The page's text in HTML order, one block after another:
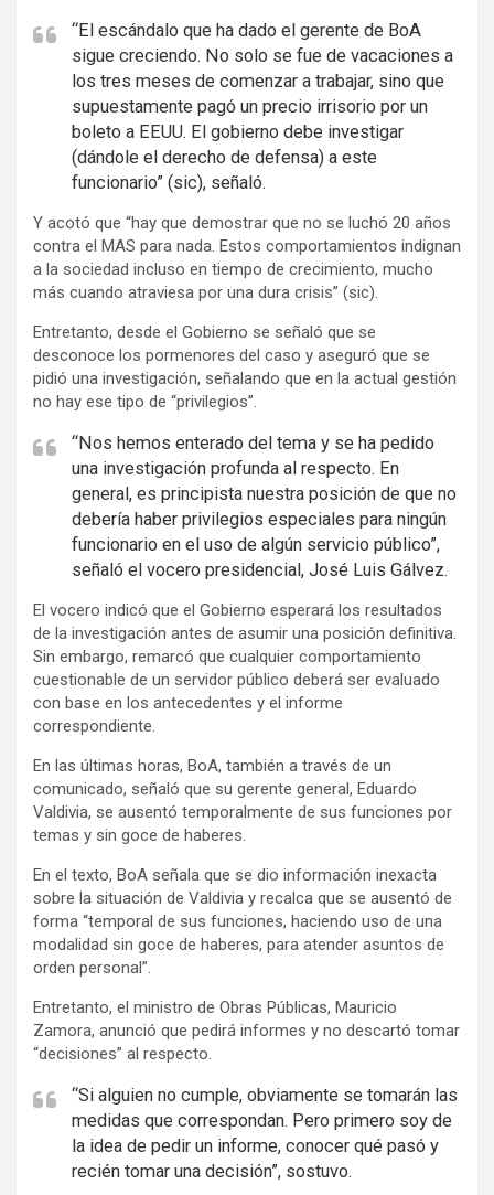
“El escándalo que ha dado el gerente de BoA
sigue creciendo. No solo se fue de vacaciones a
los tres meses de comenzar a trabajar, sino que
supuestamente pagó un precio irrisorio por un
boleto a EEUU. El gobierno debe investigar
(dándole el derecho de defensa) a este
funcionario” (sic), señaló.
Y acotó que “hay que demostrar que no se luchó 20 años
contra el MAS para nada. Estos comportamientos indignan
a la sociedad incluso en tiempo de crecimiento, mucho
más cuando atraviesa por una dura crisis” (sic).
Entretanto, desde el Gobierno se señaló que se
desconoce los pormenores del caso y aseguró que se
pidió una investigación, señalando que en la actual gestión
no hay ese tipo de “privilegios”.
“Nos hemos enterado del tema y se ha pedido
una investigación profunda al respecto. En
general, es principista nuestra posición de que no
debería haber privilegios especiales para ningún
funcionario en el uso de algún servicio público”,
señaló el vocero presidencial, José Luis Gálvez.
El vocero indicó que el Gobierno esperará los resultados
de la investigación antes de asumir una posición definitiva.
Sin embargo, remarcó que cualquier comportamiento
cuestionable de un servidor público deberá ser evaluado
con base en los antecedentes y el informe
correspondiente.
En las últimas horas, BoA, también a través de un
comunicado, señaló que su gerente general, Eduardo
Valdivia, se ausentó temporalmente de sus funciones por
temas y sin goce de haberes.
En el texto, BoA señala que se dio información inexacta
sobre la situación de Valdivia y recalca que se ausentó de
forma “temporal de sus funciones, haciendo uso de una
modalidad sin goce de haberes, para atender asuntos de
orden personal”.
Entretanto, el ministro de Obras Públicas, Mauricio
Zamora, anunció que pedirá informes y no descartó tomar
“decisiones” al respecto.
“Si alguien no cumple, obviamente se tomarán las
medidas que correspondan. Pero primero soy de
la idea de pedir un informe, conocer qué pasó y
recién tomar una decisión”, sostuvo.